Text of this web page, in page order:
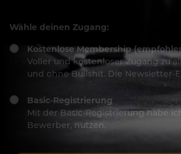
Wähle deinen Zugang:
Kostenlose Membership
Voller und kostenloser Zugang zu
und ohne Bullshit. Die
Basic-Registrierung
Mit der Basic-Registrierung habe
Bewerber, nutzen.